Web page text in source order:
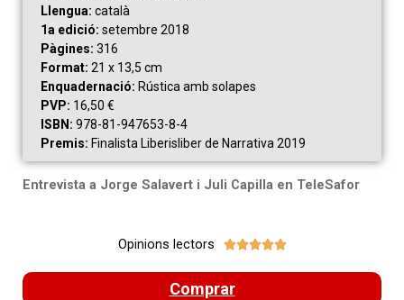
Llengua: català
1a edició: setembre 2018
Pàgines: 316
Format: 21 x 13,5 cm
Enquadernació: Rústica amb solapes
PVP: 16,50 €
ISBN: 978-81-947653-8-4
Premis: Finalista Liberisliber de Narrativa 2019
Entrevista a Jorge Salavert i Juli Capilla en TeleSafor
Opinions lectors 
Comprar